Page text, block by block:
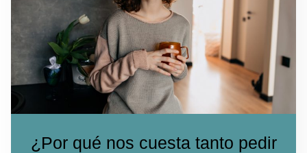
¿Por qué nos cuesta tanto pedir